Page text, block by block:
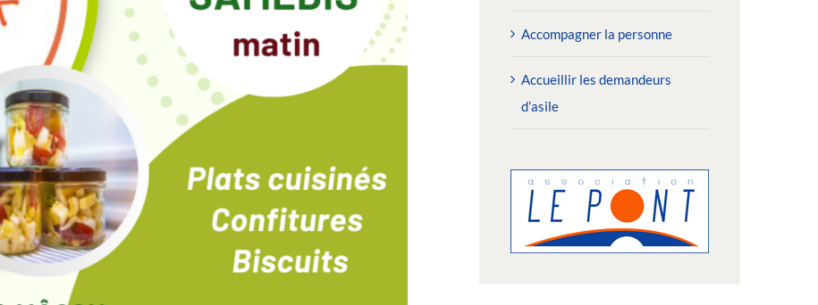
Accompagner la personne
Accueillir les demandeurs
d’asile